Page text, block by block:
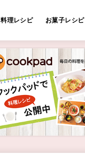
料理レシピ お菓子レシピ